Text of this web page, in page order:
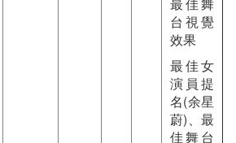
台視覺
效果
最佳女
演員提
名(余星
蔚)、最
佳舞台